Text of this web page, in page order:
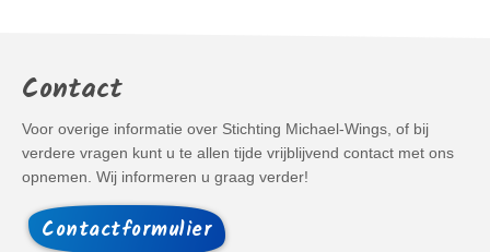
Contact
Voor overige informatie over Stichting Michael-Wings, of bij
verdere vragen kunt u te allen tijde vrijblijvend contact met ons
opnemen. Wij informeren u graag verder!
Contactformulier